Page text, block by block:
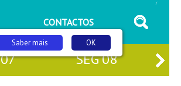
CONTACTOS
/
07 SEG08
OK
Saber mais